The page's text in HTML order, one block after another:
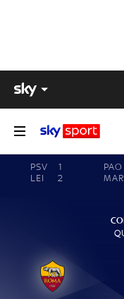
PSV
1
LEI
2
PAO
MAR